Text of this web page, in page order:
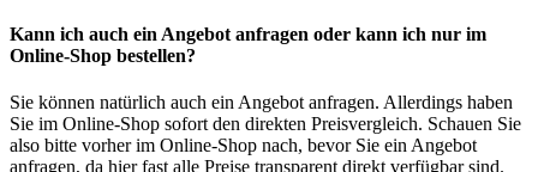
Kann ich auch ein Angebot anfragen oder kann ich nur im
Online-Shop bestellen?
Sie können natürlich auch ein Angebot anfragen. Allerdings haben
Sie im Online-Shop sofort den direkten Preisvergleich. Schauen Sie
also bitte vorher im Online-Shop nach, bevor Sie ein Angebot
anfragen, da hier fast alle Preise transparent direkt verfügbar sind.